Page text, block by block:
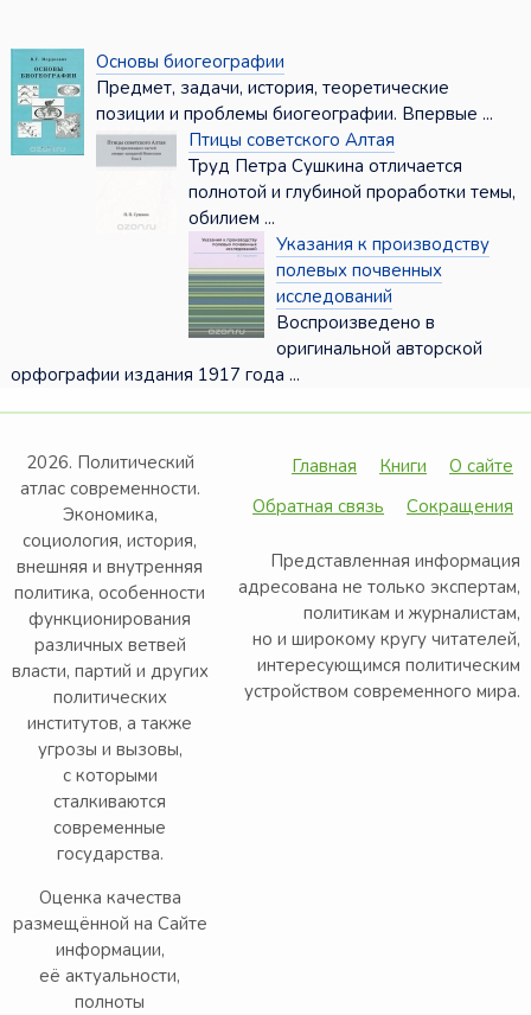
Основы биогеографии
Предмет, задачи, история, теоретические
позиции и проблемы биогеографии. Впервые ...
Птицы советского Алтая
Труд Петра Сушкина отличается
полнотой и глубиной проработки темы,
обилием ...
Указания к производству
полевых почвенных
исследований
Воспроизведено в
оригинальной авторской
орфографии издания 1917 года ...
2026. Политический
атлас современности.
Экономика,
социология, история,
внешняя и внутренняя
политика, особенности
функционирования
различных ветвей
власти, партий и других
политических
институтов, а также
угрозы и вызовы,
с которыми
сталкиваются
современные
государства.
Оценка качества
размещённой на Сайте
информации,
её актуальности,
полноты
Главная Книги
О сайте
Обратная связь
Сокращения
Представленная информация
адресована не только экспертам,
политикам и журналистам,
но и широкому кругу читателей,
интересующимся политическим
устройством современного мира.